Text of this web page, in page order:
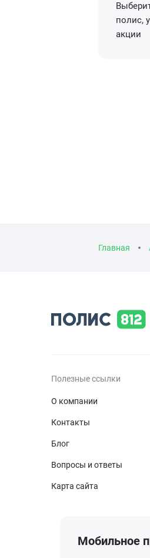
полис,
акции
Главная
Полезные ссылки
О компании
Контакты
Блог
Вопросы и ответы
Карта сайта
Мобильное